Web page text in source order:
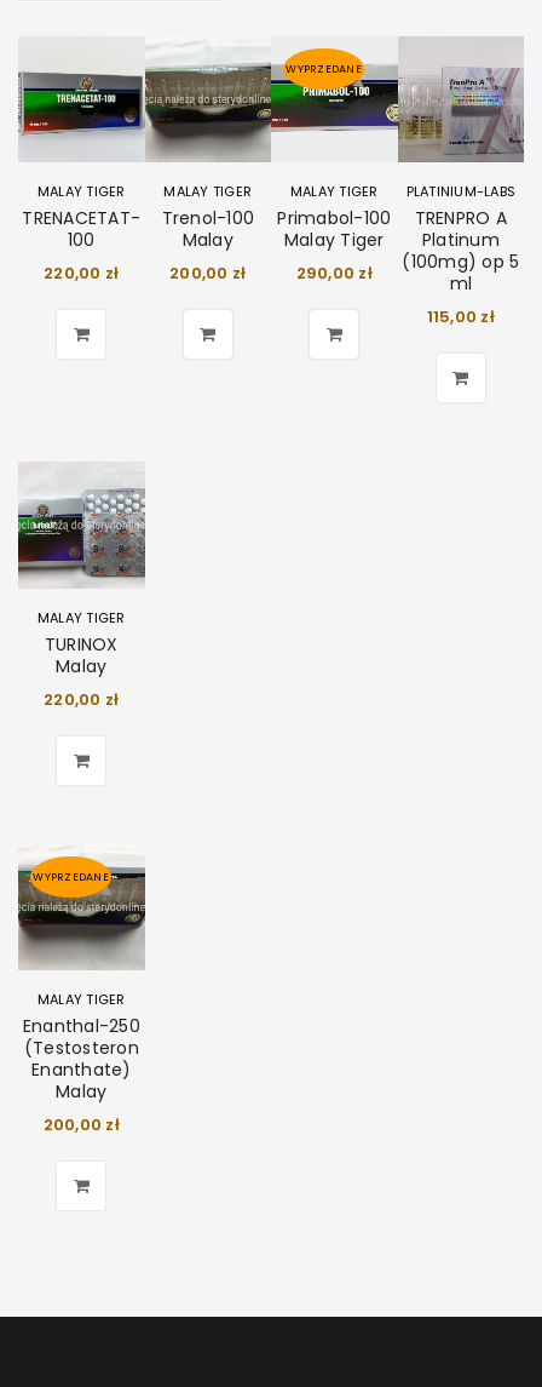
MALAY TIGER
TRENACETAT-
100
220,00 zł
MALAY TIGER
Trenol-100
Malay
200,00 zł
WYPRZEDANE
MALAY TIGER
Primabol-100
Malay Tiger
290,00 zł
PLATINIUM-LABS
TRENPRO A
Platinum
(100mg) op 5
ml
115,00 zł
MALAY TIGER
TURINOX
Malay
220,00 zł
WYPRZEDANE
MALAY TIGER
Enanthal-250
(Testosteron
Enanthate)
Malay
200,00 zł